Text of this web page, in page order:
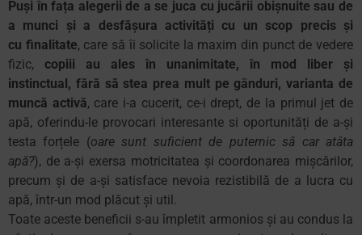
Puși în fața alegerii de a se juca cu jucării obișnuite sau de
a munci și a desfășura activități cu un scop precis și
cu finalitate, care să îi solicite la maxim din punct de vedere
fizic, copiii au ales în unanimitate, în mod liber și
instinctual, fără să stea prea mult pe gânduri, varianta de
muncă activă, care i-a cucerit, ce-i drept, de la primul jet de
apă, oferindu-le provocari interesante si oportunități de a-și
testa forțele (oare sunt suficient de puternic să car atâta
apă?), de a-și exersa motricitatea și coordonarea mișcărilor,
precum și de a-și satisface nevoia rezistibilă de a lucra cu
apă, într-un mod plăcut și util.
Toate aceste beneficii s-au împletit armonios și au condus la